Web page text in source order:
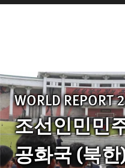
WORLD REPORT
조선인민민
공화국 (북